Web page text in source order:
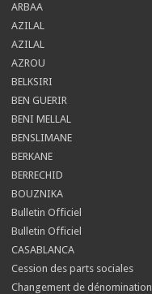
ARBAA
AZILAL
AZILAL
AZROU
BELKSIRI
BEN GUERIR
BENI MELLAL
BENSLIMANE
BERKANE
BERRECHID
BOUZNIKA
Bulletin Officiel
Bulletin Officiel
CASABLANCA
Cession des parts sociales
Changement de dénomination